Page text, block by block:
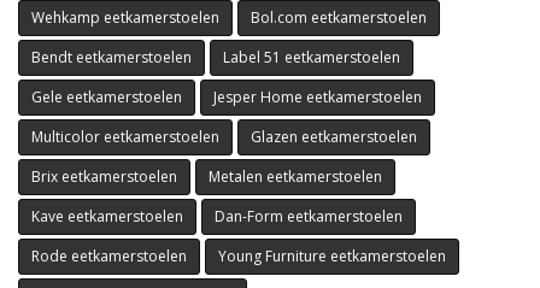
Wehkamp eetkamerstoelen
Bol.com eetkamerstoelen
Bendt eetkamerstoelen
Label 51 eetkamerstoelen
Gele eetkamerstoelen
Jesper Home eetkamerstoelen
Multicolor eetkamerstoelen
Glazen eetkamerstoelen
Brix eetkamerstoelen
Metalen eetkamerstoelen
Kave eetkamerstoelen
Dan-Form eetkamerstoelen
Rode eetkamerstoelen
Young Furniture eetkamerstoelen